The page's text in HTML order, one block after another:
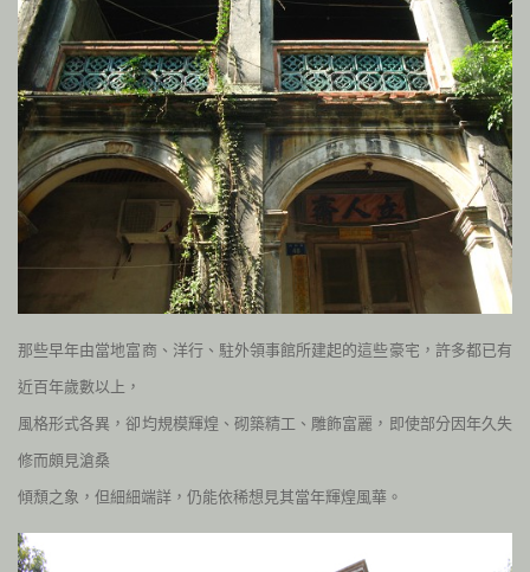
那些早年由當地富商、洋行、駐外領事館所建起的這些豪宅，許多都已有
近百年歲數以上，
風格形式各異，卻均規模輝煌、砌築精工、雕飾富麗，即使部分因年久失
修而頗見滄桑
傾頹之象，但細細端詳，仍能依稀想見其當年輝煌風華。